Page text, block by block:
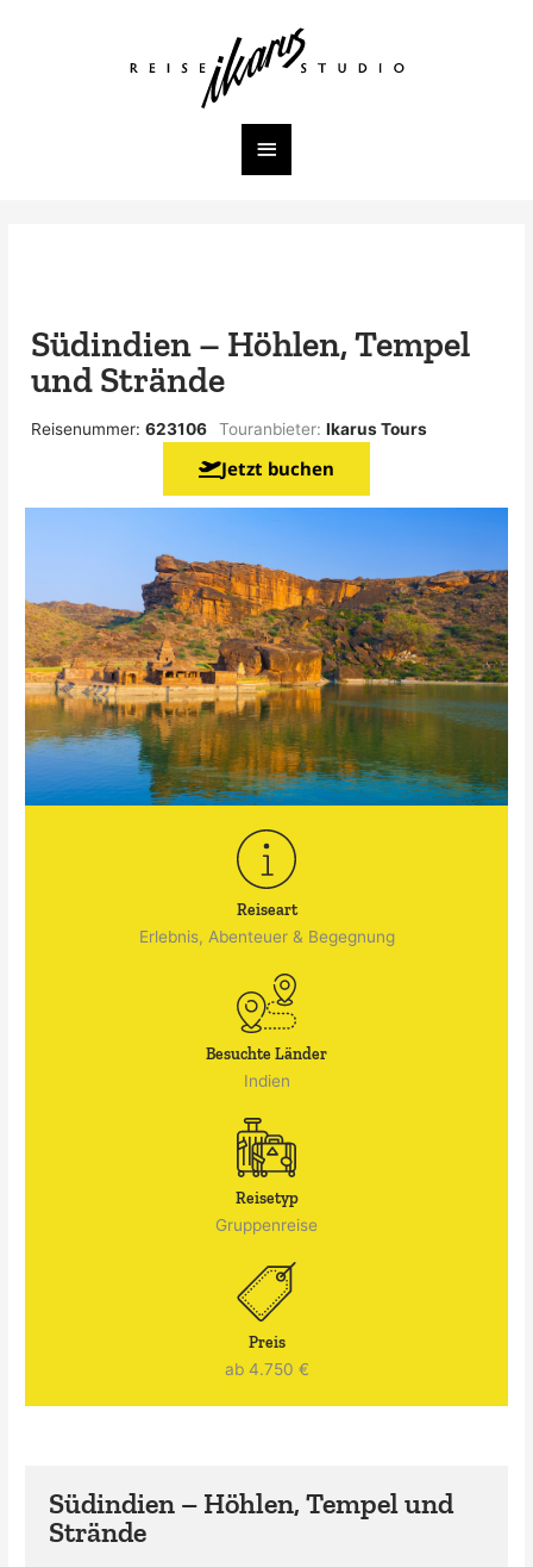
Hauptmenü
Südindien – Höhlen, Tempel
und Strände
Reisenummer:623106 Touranbieter:Ikarus Tours
Jetzt buchen
Reiseart
Erlebnis, Abenteuer & Begegnung
Besuchte Länder
Indien
Reisetyp
Gruppenreise
Preis
ab 4.750 €
Südindien – Höhlen, Tempel und
Strände